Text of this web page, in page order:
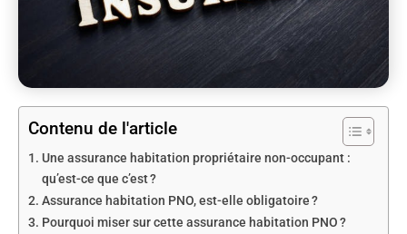
Contenu de l'article
Une assurance habitation propriétaire non-occupant :
qu’est-ce que c’est ?
Assurance habitation PNO, est-elle obligatoire ?
Pourquoi miser sur cette assurance habitation PNO ?